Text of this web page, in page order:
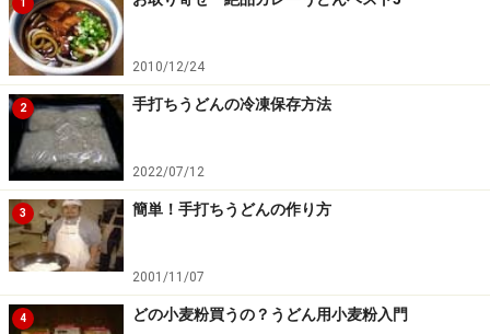
〒764-0016 仲多度郡多度津町東浜8-6
TEL (0877)33-2151（代）
FAX (0877)33-2154
【蕎麦の里
蕎麦粉のネット通販のさきがけで各種蕎麦粉の販売では
実績がある。うどん粉も1ブランドだが1キロ単位で購入
できる。500グラムの小袋エージレス封入。またうど
ん・ラーメン用打ち粉やラーメン粉も入手できる。
古川製粉ソバ粉うどん粉リスト
1
2010/12/24
2 手打ちうどんの冷凍保存方法
2022/07/12
3 簡単！手打ちうどんの作り方
2001/11/07
4 どの小麦粉買うの？うどん用小麦粉入門